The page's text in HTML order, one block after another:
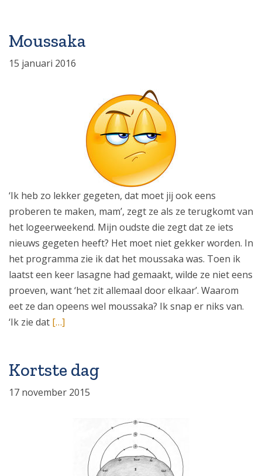
Moussaka
15 januari 2016
‘Ik heb zo lekker gegeten, dat moet jij ook eens
proberen te maken, mam’, zegt ze als ze terugkomt van
het logeerweekend. Mijn oudste die zegt dat ze iets
nieuws gegeten heeft? Het moet niet gekker worden. In
het programma zie ik dat het moussaka was. Toen ik
laatst een keer lasagne had gemaakt, wilde ze niet eens
proeven, want ‘het zit allemaal door elkaar’. Waarom
eet ze dan opeens wel moussaka? Ik snap er niks van.
‘Ik zie dat […]
Kortste dag
17 november 2015